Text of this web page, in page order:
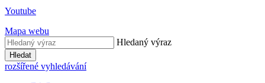
Youtube
Mapa webu
Hledaný výraz
Hledat
rozšířené vyhledávání